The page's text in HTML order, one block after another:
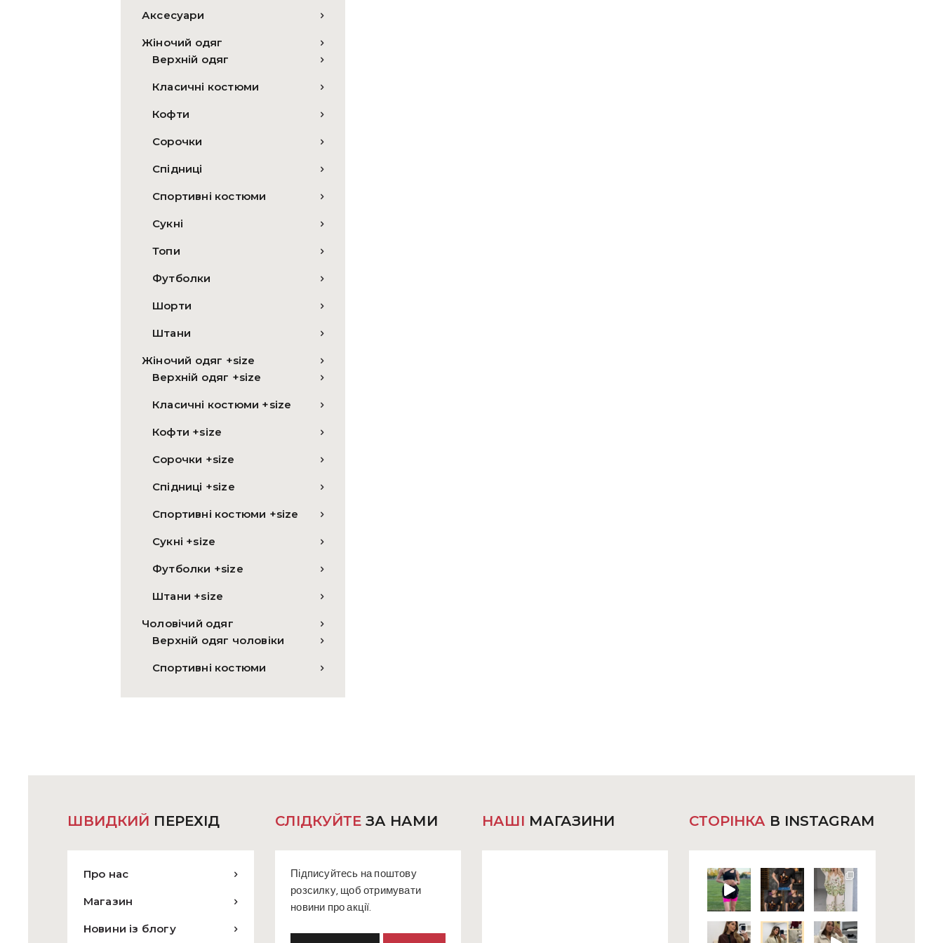
Аксесуари
Жіночий одяг
Верхній одяг
Класичні костюми
Кофти
Сорочки
Спідниці
Спортивні костюми
Сукні
Топи
Футболки
Шорти
Штани
Жіночий одяг +size
Верхній одяг +size
Класичні костюми +size
Кофти +size
Сорочки +size
Спідниці +size
Спортивні костюми +size
Сукні +size
Футболки +size
Штани +size
Чоловічий одяг
Верхній одяг чоловіки
Спортивні костюми
ШВИДКИЙ ПЕРЕХІД
Про нас
Магазин
Новини із блогу
СЛІДКУЙТЕЗА НАМИ
Підписуйтесь на поштову
розсилку, щоб отримувати
новини про акції.
НАШІ МАГАЗИНИ СТОРІНКА В INSTAGRAM